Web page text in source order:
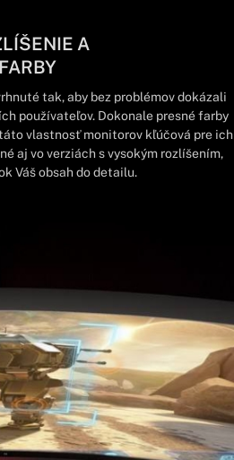
A
tak, aby bez problémov dokázali
používateľov. Dokonale presné farby
vlastnosť monitorov kľúčová pre ich
aj vo verziách s vysokým rozlíšením,
Váš obsah do detailu.